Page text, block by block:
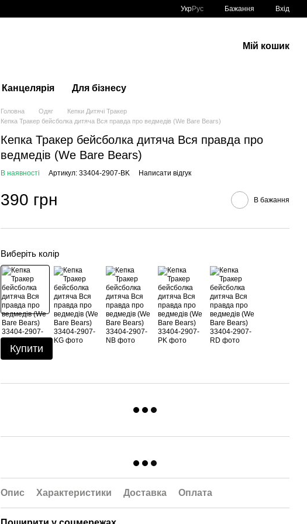
УкрРус Бажання Вхід
Мій кошик
Канцелярія Для бізнесу
Головна Одяг
Кепки Дитячі Тракер
Кепка Тракер бейсболка дитяча Вся правда про ведмедів (We Bare Bears)
Кепка Тракер бейсболка дитяча Вся правда про
ведмедів (We Bare Bears)
В наявності Артикул: 33404-2907-BK Написати відгук
390 грн В бажання
Виберіть колір
Купити
Опис Характеристики Доставка Оплата